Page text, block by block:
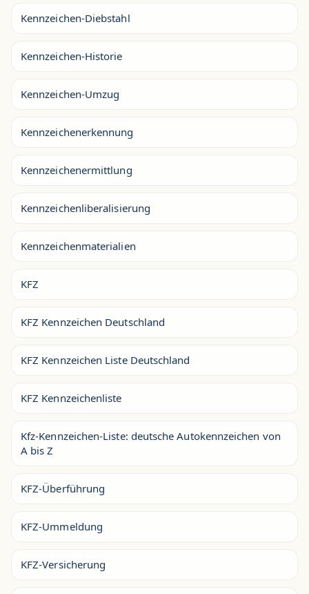
Kennzeichen-Diebstahl
Kennzeichen-Historie
Kennzeichen-Umzug
Kennzeichenerkennung
Kennzeichenermittlung
Kennzeichenliberalisierung
Kennzeichenmaterialien
KFZ
KFZ Kennzeichen Deutschland
KFZ Kennzeichen Liste Deutschland
KFZ Kennzeichenliste
Kfz-Kennzeichen-Liste: deutsche Autokennzeichen von
A bis Z
KFZ-Überführung
KFZ-Ummeldung
KFZ-Versicherung